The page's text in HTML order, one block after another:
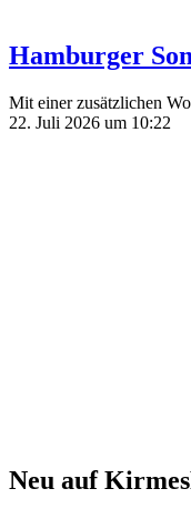
Hamburger
Mit einer zusätzlichen
22. Juli 2026 um 10:22
Neu auf